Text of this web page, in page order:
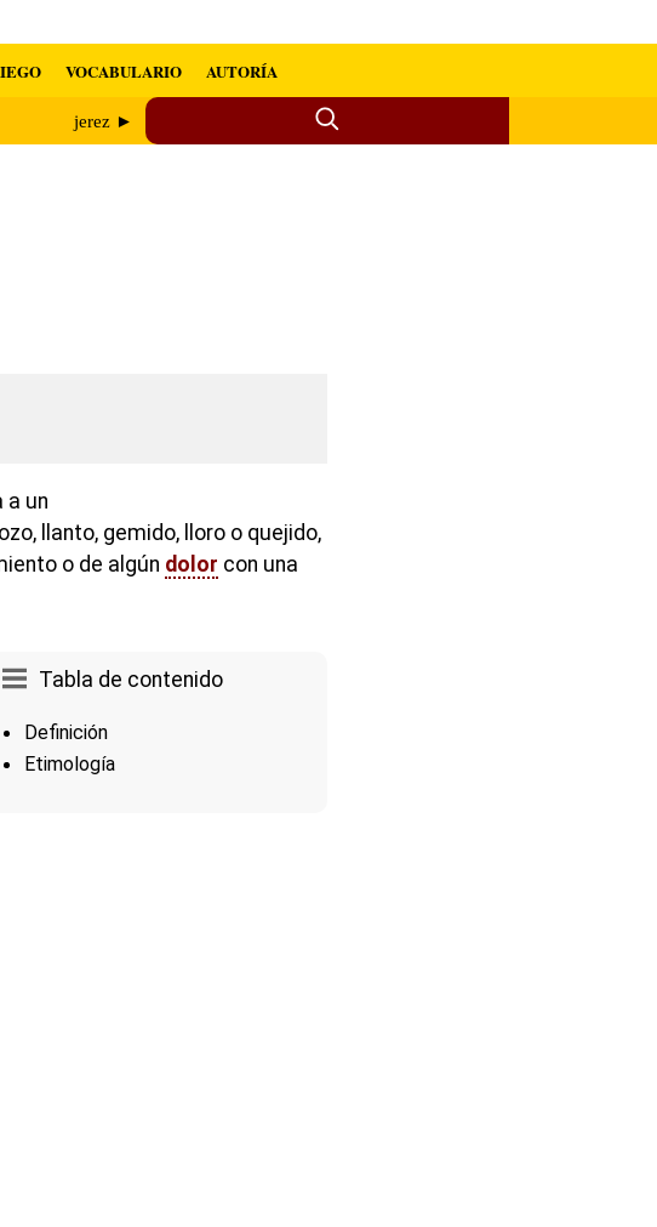
VOCABULARIO AUTORÍA
jerez ►
a un
llanto, gemido, lloro o quejido,
o de algún dolor con una
Tabla de contenido
Definición
Etimología